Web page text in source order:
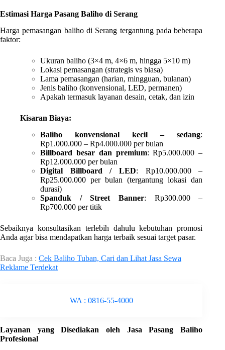
Estimasi Harga Pasang Baliho di Serang
Harga pemasangan baliho di Serang tergantung pada beberapa
faktor:
Ukuran baliho (3×4 m, 4×6 m, hingga 5×10 m)
Lokasi pemasangan (strategis vs biasa)
Lama pemasangan (harian, mingguan, bulanan)
Jenis baliho (konvensional, LED, permanen)
Apakah termasuk layanan desain, cetak, dan izin
Kisaran Biaya:
Baliho konvensional kecil – sedang:
Rp1.000.000 – Rp4.000.000 per bulan
Billboard besar dan premium: Rp5.000.000 –
Rp12.000.000 per bulan
Digital Billboard / LED: Rp10.000.000 –
Rp25.000.000 per bulan (tergantung lokasi dan
durasi)
Spanduk / Street Banner: Rp300.000 –
Rp700.000 per titik
Sebaiknya konsultasikan terlebih dahulu kebutuhan promosi
Anda agar bisa mendapatkan harga terbaik sesuai target pasar.
Baca Juga : Cek Baliho Tuban, Cari dan Lihat Jasa Sewa
Reklame Terdekat
WA : 0816-55-4000
Layanan yang Disediakan oleh Jasa Pasang Baliho
Profesional